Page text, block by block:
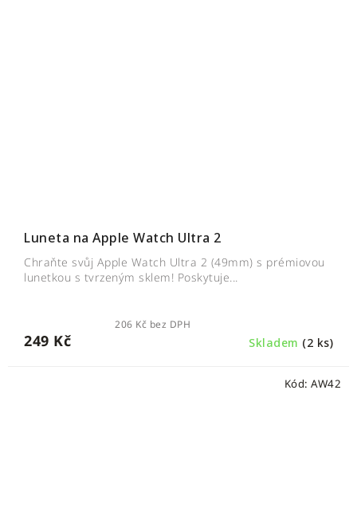
Luneta na Apple Watch Ultra 2
Skladem (2 ks)
206 Kč bez DPH
249 Kč
Chraňte svůj Apple Watch Ultra 2 (49mm) s prémiovou
lunetkou s tvrzeným sklem! Poskytuje...
Kód: AW42